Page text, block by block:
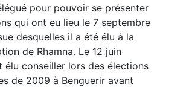
pour pouvoir se présenter
qui ont eu lieu le 7 septembre
desquelles il a été élu à la
de Rhamna. Le 12 juin
élu conseiller lors des élections
de 2009 à Benguerir avant